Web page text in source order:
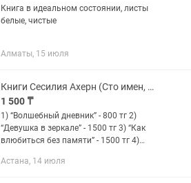
Книга в идеальном состоянии, листы
белые, чистые
Алматы, 15 июля
Книги Сесилия Ахерн (Сто имен, Волшебный дневник и др)
1 500 ₸
1) “Волшебный дневник” - 800 тг 2)
“Девушка в зеркале” - 1500 тг 3) “Как
влюбиться без памяти” - 1500 тг 4)
встретились” - 2000 тг Книга “Год, когда
Астана, 14 июля